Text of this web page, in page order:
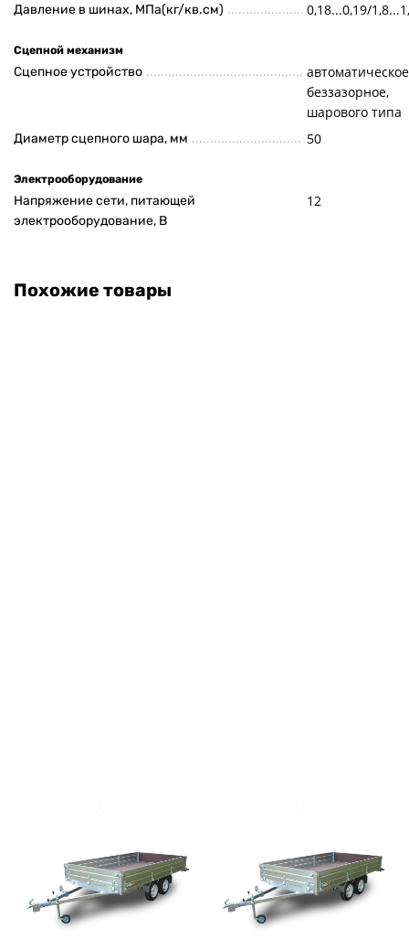
Давление в шинах, МПа(кг/кв.см) 0,18...0,19/
Сцепной механизм
Сцепное устройство
беззазорное,
шарового типа
Диаметр сцепного шара, мм 50
Электрооборудование
Напряжение сети, питающей
электрооборудование, В
12
Похожие товары